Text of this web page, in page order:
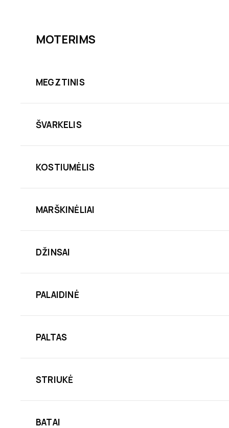
MOTERIMS
MEGZTINIS
ŠVARKELIS
KOSTIUMĖLIS
MARŠKINĖLIAI
DŽINSAI
PALAIDINĖ
PALTAS
STRIUKĖ
BATAI